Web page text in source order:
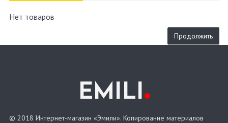
Нет товаров
Продолжить
EMILI.
© 2018 Интернет-магазин «Эмили». Копирование материалов